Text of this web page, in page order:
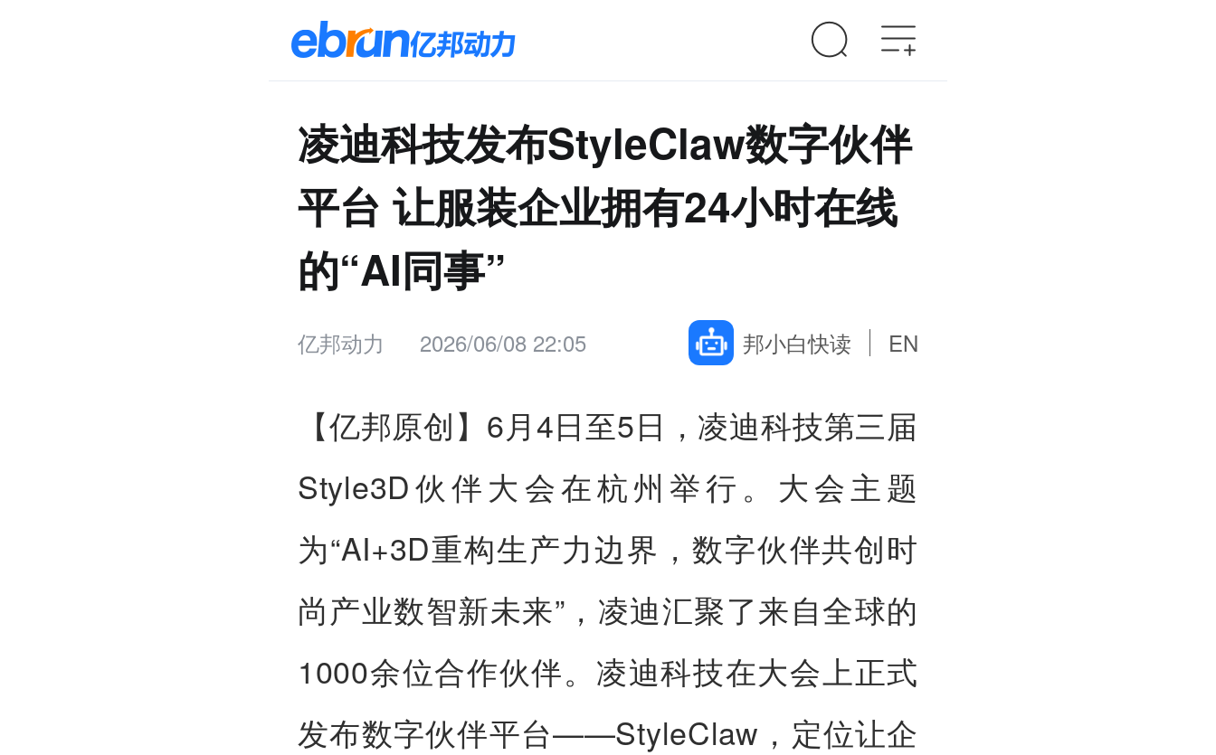
凌迪科技发布StyleClaw数字伙伴
平台 让服装企业拥有24小时在线
的“AI同事”
亿邦动力 2026/06/08 22:05 邦小白快读 EN
【亿邦原创】 6月4日至5日，凌迪科技第三届
Style3D伙伴大会在杭州举行。大会主题
为“AI+3D重构生产力边界，数字伙伴共创时
尚产业数智新未来”，凌迪汇聚了来自全球的
1000余位合作伙伴。凌迪科技在大会上正式
发布数字伙伴平台——StyleClaw，定位让企